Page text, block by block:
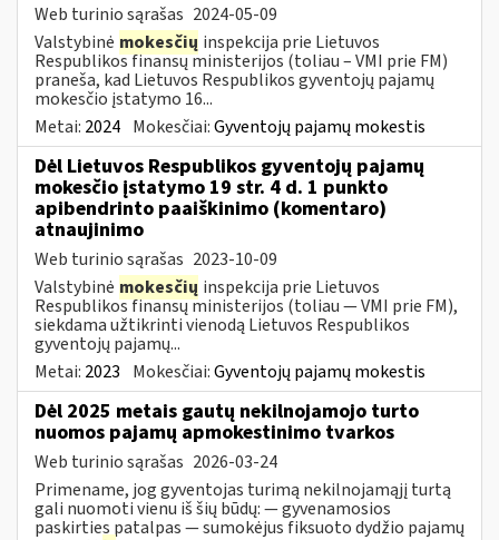
Web turinio sąrašas 2024-05-09
Valstybinė mokesčių inspekcija prie Lietuvos
Respublikos finansų ministerijos (toliau – VMI prie FM)
praneša, kad Lietuvos Respublikos gyventojų pajamų
mokesčio įstatymo 16...
Metai: 2024 Mokesčiai:Gyventojų pajamų mokestis
Dėl Lietuvos Respublikos gyventojų pajamų
mokesčio įstatymo 19 str. 4 d. 1 punkto
apibendrinto paaiškinimo (komentaro)
atnaujinimo
Web turinio sąrašas 2023-10-09
Valstybinė mokesčių inspekcija prie Lietuvos
Respublikos finansų ministerijos (toliau — VMI prie FM),
siekdama užtikrinti vienodą Lietuvos Respublikos
gyventojų pajamų...
Metai: 2023 Mokesčiai:Gyventojų pajamų mokestis
Dėl 2025 metais gautų nekilnojamojo turto
nuomos pajamų apmokestinimo tvarkos
Web turinio sąrašas 2026-03-24
Primename, jog gyventojas turimą nekilnojamąjį turtą
gali nuomoti vienu iš šių būdų: — gyvenamosios
paskirties patalpas — sumokėjus fiksuoto dydžio pajamų